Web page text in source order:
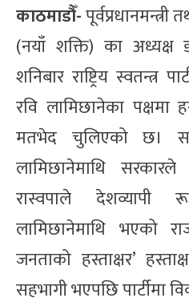
काठमाडौँ-पूर्वप्रधानमन्त्री
(नयाँ शक्ति) का अध्यक्ष
शनिबार राष्ट्रिय स्वतन्त्र
रवि लामिछानेका पक्षमा
मतभेद चुलिएको छ।
लामिछानेमाथि
रास्वपाले देशव्यापी
लामिछानेमाथि भएको
जनताको हस्ताक्षर’
सहभागी भएपछि पार्टीमा